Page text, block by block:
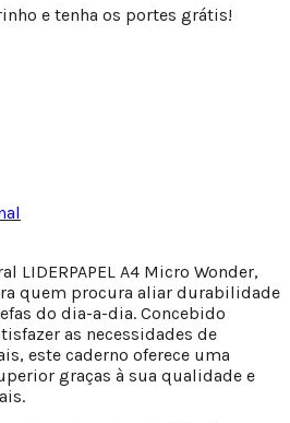
e tenha os portes grátis!
LIDERPAPEL A4 Micro Wonder,
quem procura aliar durabilidade
do dia-a-dia. Concebido
as necessidades de
este caderno oferece uma
graças à sua qualidade e